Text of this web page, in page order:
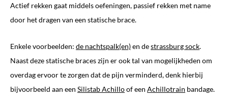
Actief rekken gaat middels oefeningen, passief rekken met name
door het dragen van een statische brace.
Enkele voorbeelden: de nachtspalk(en)en destrassburg sock.
Naast deze statische braces zijn er ook tal van mogelijkheden om
overdag ervoor te zorgen dat de pijn verminderd, denk hierbij
bijvoorbeeld aan een SilistabAchilloof een Achillotrain bandage.